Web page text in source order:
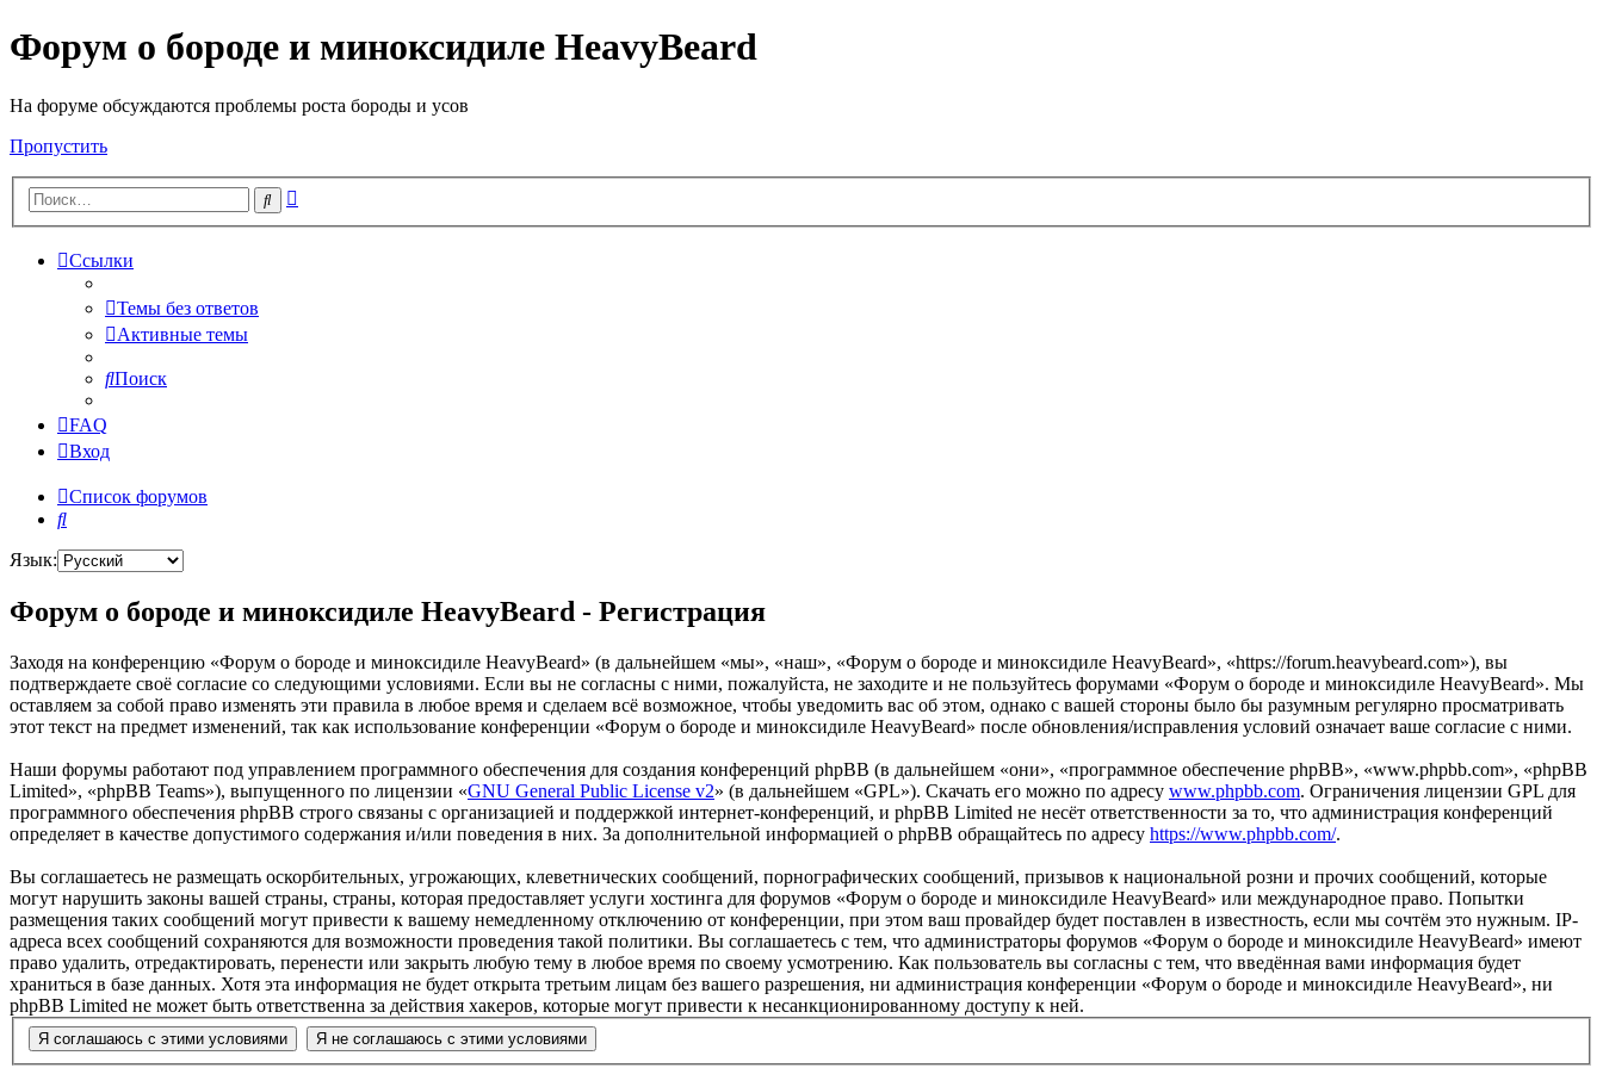
Форум о бороде и миноксидиле HeavyBeard
На форуме обсуждаются проблемы роста бороды и усов
Пропустить
Поиск
Ссылки
Темы без ответов
Активные темы
Поиск
FAQ
Вход
Список форумов
Поиск
Язык:
Форум о бороде и миноксидиле HeavyBeard - Регистрация
Заходя на конференцию «Форум о бороде и миноксидиле HeavyBeard» (в дальнейшем «мы», «наш», «Форум о бороде и миноксидиле HeavyBeard», «https://forum.heavybeard.com»), вы
подтверждаете своё согласие со следующими условиями. Если вы не согласны с ними, пожалуйста, не заходите и не пользуйтесь форумами «Форум о бороде и миноксидиле HeavyBeard». Мы
оставляем за собой право изменять эти правила в любое время и сделаем всё возможное, чтобы уведомить вас об этом, однако с вашей стороны было бы разумным регулярно просматривать
этот текст на предмет изменений, так как использование конференции «Форум о бороде и миноксидиле HeavyBeard» после обновления/исправления условий означает ваше согласие с ними.
Наши форумы работают под управлением программного обеспечения для создания конференций phpBB (в дальнейшем «они», «программное обеспечение phpBB», «www.phpbb.com», «phpBB
Limited», «phpBB Teams»), выпущенного по лицензии «GNU General Public License v2» (в дальнейшем «GPL»). Скачать его можно по адресу www.phpbb.com. Ограничения лицензии GPL для
программного обеспечения phpBB строго связаны с организацией и поддержкой интернет-конференций, и phpBB Limited не несёт ответственности за то, что администрация конференций
определяет в качестве допустимого содержания и/или поведения в них. За дополнительной информацией о phpBB обращайтесь по адресу https://www.phpbb.com/.
Вы соглашаетесь не размещать оскорбительных, угрожающих, клеветнических сообщений, порнографических сообщений, призывов к национальной розни и прочих сообщений, которые
могут нарушить законы вашей страны, страны, которая предоставляет услуги хостинга для форумов «Форум о бороде и миноксидиле HeavyBeard» или международное право. Попытки
размещения таких сообщений могут привести к вашему немедленному отключению от конференции, при этом ваш провайдер будет поставлен в известность, если мы сочтём это нужным. IP-
адреса всех сообщений сохраняются для возможности проведения такой политики. Вы соглашаетесь с тем, что администраторы форумов «Форум о бороде и миноксидиле HeavyBeard» имеют
право удалить, отредактировать, перенести или закрыть любую тему в любое время по своему усмотрению. Как пользователь вы согласны с тем, что введённая вами информация будет
храниться в базе данных. Хотя эта информация не будет открыта третьим лицам без вашего разрешения, ни администрация конференции «Форум о бороде и миноксидиле HeavyBeard», ни
phpBB Limited не может быть ответственна за действия хакеров, которые могут привести к несанкционированному доступу к ней.